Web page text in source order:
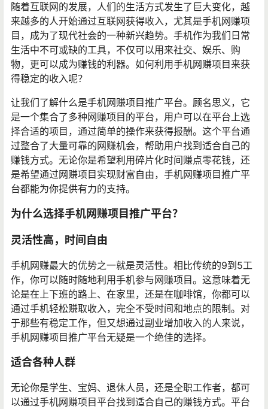
随着互联网的发展，人们的生活方式发生了巨大变化，越
来越多的人开始通过互联网获得收入，尤其是手机网赚项
目，成为了现代社会的一种新兴趋势。手机作为我们日常
生活中不可或缺的工具，不仅可以用来社交、娱乐、购
物，更可以成为赚钱的利器。如何利用手机网赚项目来获
得稳定的收入呢？
让我们了解什么是手机网赚项目推广平台。顾名思义，它
是一个集合了多种网赚项目的平台，用户可以在平台上选
择合适的项目，通过简单的操作来获得报酬。这个平台通
过整合了大量可靠的网赚机会，帮助用户找到适合自己的
赚钱方式。无论你是希望利用碎片化时间赚点零花钱，还
是希望通过网赚项目实现财富自由，手机网赚项目推广平
台都能为你提供有力的支持。
为什么选择手机网赚项目推广平台？
灵活性高，时间自由
手机网赚最大的优势之一就是灵活性。相比传统的9到5工
作，你可以随时随地利用手机参与网赚项目。这意味着无
论是在上下班的路上、在家里，还是在咖啡馆，你都可以
通过手机轻松赚取收入，完全不受时间和地点的限制。对
于那些有稳定工作，但又想通过副业增加收入的人来说，
手机网赚项目推广平台无疑是一个绝佳的选择。
适合各种人群
无论你是学生、宝妈、退休人员，还是全职工作者，都可
以通过手机网赚项目平台找到适合自己的赚钱方式。平台